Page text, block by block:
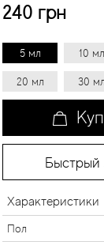
240 грн
5 мл 10 мл
20 мл 30 мл
Быстрый
Характеристики
Пол